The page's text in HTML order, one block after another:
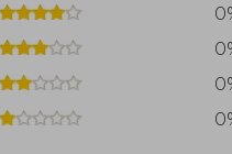
del hombre barroco
de la muerte.